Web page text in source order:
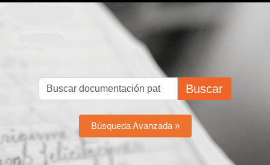
Buscar
Búsqueda Avanzada »